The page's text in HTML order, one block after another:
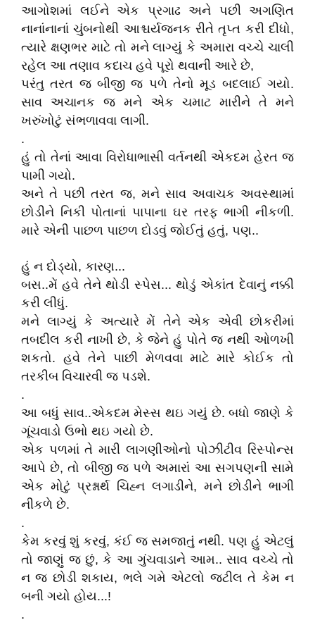
આગોશમાં લઈને એક પ્રગાઢ અને પછી અગણિત
નાનાંનાનાં ચુંબનોથી આશ્ચર્યજનક રીતે તૃપ્ત કરી દીધો,
ત્યારે ક્ષણભર માટે તો મને લાગ્યું કે અમારા વચ્ચે ચાલી
રહેલ આ તણાવ કદાચ હવે પૂરો થવાની આરે છે,
પરંતુ તરત જ બીજી જ પળે તેનો મૂડ બદલાઈ ગયો.
સાવ અચાનક જ મને એક ચમાટ મારીને તે મને
ખરુંખોટું સંભળાવવા લાગી.
.
હું તો તેનાં આવા વિરોધાભાસી વર્તનથી એકદમ હેરત જ
પામી ગયો.
અને તે પછી તરત જ, મને સાવ અવાચક અવસ્થામાં
છોડીને નિકી પોતાનાં પાપાના ઘર તરફ ભાગી નીકળી.
મારે એની પાછળ પાછળ દોડવું જોઈતું હતું, પણ..
હું ન દોડ્યો, કારણ...
બસ..મેં હવે તેને થોડી સ્પેસ... થોડું એકાંત દેવાનું નક્કી
કરી લીધું.
મને લાગ્યું કે અત્યારે મેં તેને એક એવી છોકરીમાં
તબદીલ કરી નાખી છે, કે જેને હું પોતે જ નથી ઓળખી
શકતો. હવે તેને પાછી મેળવવા માટે મારે કોઈક તો
તરકીબ વિચારવી જ પડશે.
.
આ બધું સાવ..એકદમ મેસ્સ થઇ ગયું છે. બધો જાણે કે
ગૂંચવાડો ઉભો થઇ ગયો છે.
એક પળમાં તે મારી લાગણીઓનો પોઝીટીવ રિસ્પોન્સ
આપે છે, તો બીજી જ પળે અમારાં આ સગપણની સામે
એક મોટું પ્રશ્નાર્થ ચિહ્ન લગાડીને, મને છોડીને ભાગી
નીકળે છે.
.
કેમ કરવું શું કરવું, કંઈ જ સમજાતું નથી. પણ હું એટલું
તો જાણું જ છું, કે આ ગુંચવાડાને આમ.. સાવ વચ્ચે તો
ન જ છોડી શકાય, ભલે ગમે એટલો જટીલ તે કેમ ન
બની ગયો હોય...!
.